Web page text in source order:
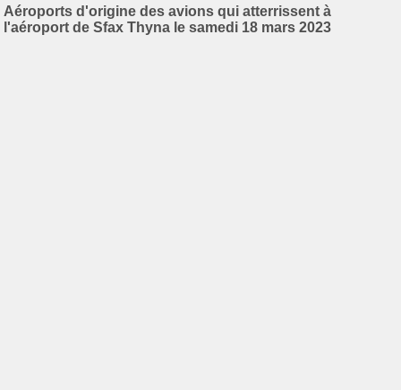
Aéroports d'origine des avions qui atterrissent à
l'aéroport de Sfax Thyna le samedi 18 mars 2023